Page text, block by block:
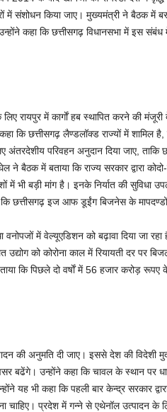
में संशोधन किया जाए। मुख्यमंत्री ने बैठक में
कहा कि छत्तीसगढ़ विधानसभा में इस संबंध
रायपुर में कार्गाें हब स्थापित करने की
कि छत्तीसगढ़ लैण्डलॉक्ड राज्यों में शामिल
अंतरदेशीय परिवहन अनुदान दिया जाए, ताकि
ने बैठक में बताया कि राज्य सरकार द्वारा
में भी बड़ी मांग है। इनके निर्यात की सुविधा
कि छत्तीसगढ़ इज आफ डूईंग बिजनेस के
में वेल्यूएडिशन को बढ़ावा दिया जा रहा
को कोरोना काल में रियायती दर पर
कि पिछले दो वर्षाें में 56 हजार करोड़ रूपए
की अनुमति दी जाए। इससे देश की विदेशी
बढेंगे। उन्होंने कहा कि चावल के स्थान पर
यह भी कहा कि पहली बार केन्द्र सरकार
प्रदेश में गन्ने से एथेनॉल उत्पादन के